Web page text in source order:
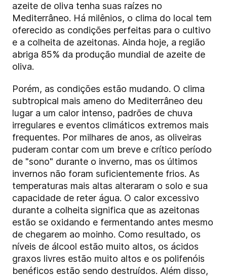
azeite de oliva tenha suas raízes no
Mediterrâneo. Há milênios, o clima do local tem
oferecido as condições perfeitas para o cultivo
e a colheita de azeitonas. Ainda hoje, a região
abriga 85% da produção mundial de azeite de
oliva.
Porém, as condições estão mudando. O clima
subtropical mais ameno do Mediterrâneo deu
lugar a um calor intenso, padrões de chuva
irregulares e eventos climáticos extremos mais
frequentes. Por milhares de anos, as oliveiras
puderam contar com um breve e crítico período
de "sono" durante o inverno, mas os últimos
invernos não foram suficientemente frios. As
temperaturas mais altas alteraram o solo e sua
capacidade de reter água. O calor excessivo
durante a colheita significa que as azeitonas
estão se oxidando e fermentando antes mesmo
de chegarem ao moinho. Como resultado, os
níveis de álcool estão muito altos, os ácidos
graxos livres estão muito altos e os polifenóis
benéficos estão sendo destruídos. Além disso,